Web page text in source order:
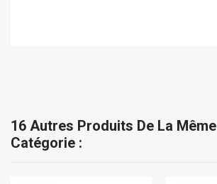
16 Autres Produits De La Même
Catégorie :